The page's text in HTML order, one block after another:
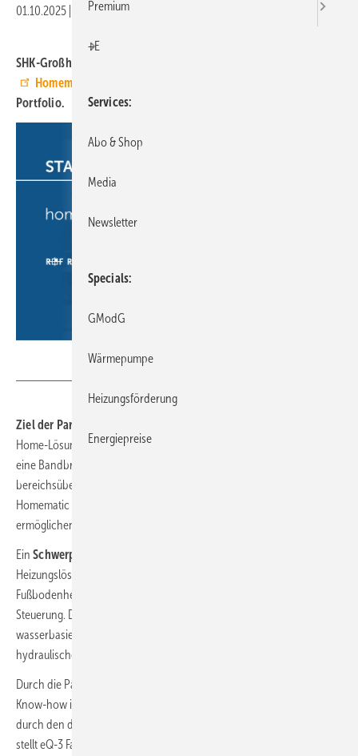
01.10.2025 Druckvorschau
SHK-Großhändler Richter+Frenzel führt das Smart-Home-System
Homematic IP
Portfolio.
Ziel der Partnerschaft
Home-Lösungen im SHK-Handwerk zu bedienen. Homematic IP bietet
eine Bandbreite von einfachen Push-to-Pair-Produkten bis zur
bereichsübergreifenden Gebäudeautomation. Das sichere
Homematic IP Funkprotokoll und die Einrichtung per App
ermöglichen eine einfache Installation.
Ein Schwerpunkt der Zusammenarbeit
Heizungslösungen, wie dem neuen Homematic IP
Fußbodenheizungscontroller mit 8 Kanälen und motorischer
Steuerung. Dieser ermöglicht eine energiesparende Regelung
wasserbasierter Flächenheizungen inklusive automatischem
hydraulischen Abgleich.
Durch die Partnerschaft mit eQ-3 erweitert Richter+Frenzel sein
Know-how im Vertrieb und bietet dem SHK-Handwerk einen Mehrwert
durch den direkten Zugang zu Smart-Home-Lösungen. Ergänzend
stellt eQ-3 Fachkräften
Premium
+E
Services
Abo & Shop
Media
Newsletter
Specials
GModG
Wärmepumpe
Heizungsförderung
Energiepreise